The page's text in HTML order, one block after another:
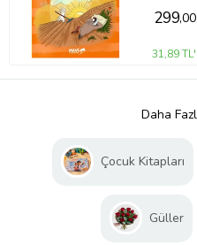
299
31,89
Daha
Çocuk Kitapları
Güller